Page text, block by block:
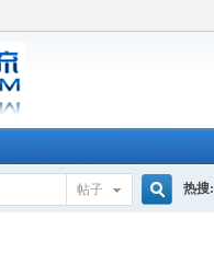
帖子 热搜: